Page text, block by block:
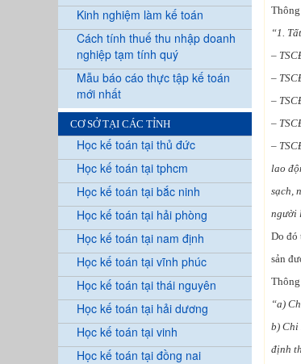
Kinh nghiệm làm kế toán
Cách tính thuế thu nhập doanh
nghiệp tạm tính quý
Mẫu báo cáo thực tập kế toán
mới nhất
CƠ SỞ TẠI CÁC TỈNH
Học kế toán tại thủ đức
Học kế toán tại tphcm
Học kế toán tại bắc ninh
Học kế toán tại hải phòng
Học kế toán tại nam định
Học kế toán tại vĩnh phúc
Học kế toán tại thái nguyên
Học kế toán tại hải dương
Học kế toán tại vinh
Học kế toán tại đồng nai
“1.
–
–
–
–
–
lao
sạch,
người
Do đó
sản
“a)
b) Chi
định